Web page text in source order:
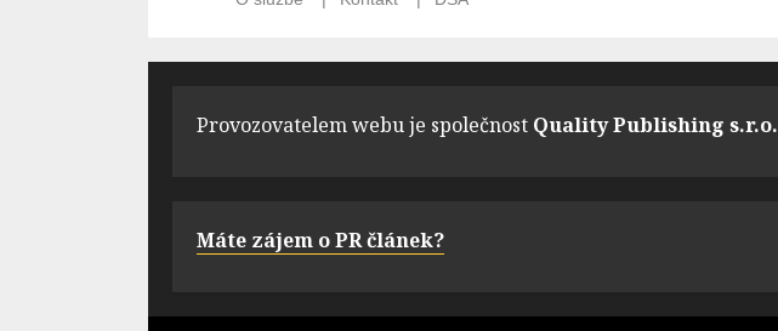
Provozovatelem webu je společnost Quality Publishing s.r.o.
Máte zájem o PR článek?